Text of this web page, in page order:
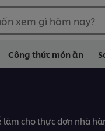
xem gì hôm nay?
Công thức món ăn
cho thực đơn nhà